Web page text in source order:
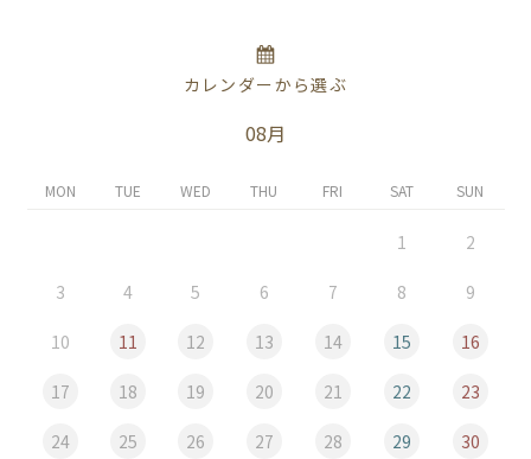
カレンダーから選ぶ
08月
MON TUE WED THU FRI SAT SUN
1 2
3 4 5 6 7 8 9
10 11 12 13 14 15 16
17 18 19 20 21 22 23
24 25 26 27 28 29 30